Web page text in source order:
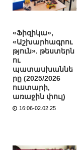
«Ֆիզիկա»,
«Աշխարհագրու
թյուն». թեստերն
ու
պատասխաննե
րը (2025/2026
ուստարի,
առաջին փուլ)
16:06-02.02.25